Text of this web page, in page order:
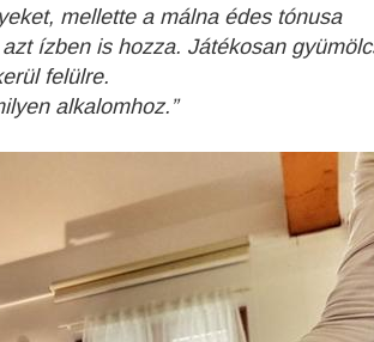
mellette a málna édes tónusa
ízben is hozza. Játékosan
felülre.
alkalomhoz.”